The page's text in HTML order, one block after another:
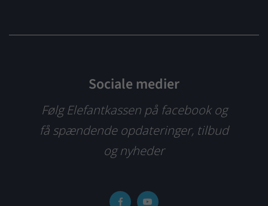
Sociale medier
Følg Elefantkassen på facebook og
få spændende opdateringer, tilbud
og nyheder